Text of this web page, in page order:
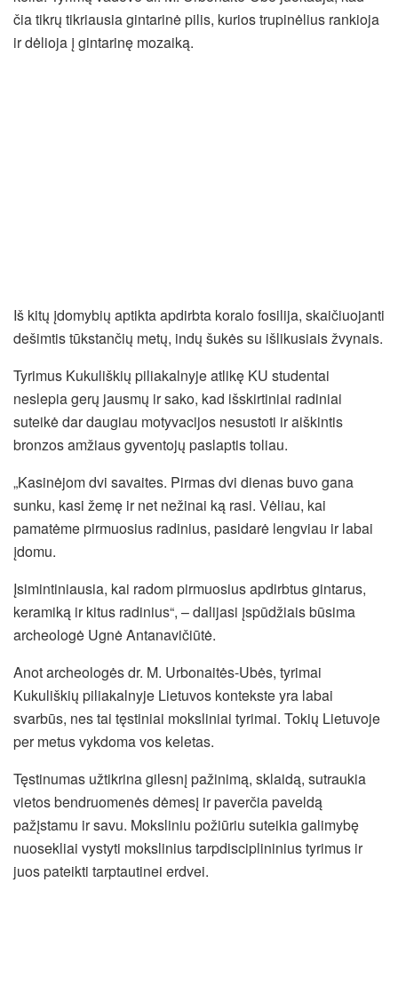
čia tikrų tikriausia gintarinė pilis, kurios trupinėlius rankioja
ir dėlioja į gintarinę mozaiką.
Iš kitų įdomybių aptikta apdirbta koralo fosilija, skaičiuojanti
dešimtis tūkstančių metų, indų šukės su išlikusiais žvynais.
Tyrimus Kukuliškių piliakalnyje atlikę KU studentai
neslepia gerų jausmų ir sako, kad išskirtiniai radiniai
suteikė dar daugiau motyvacijos nesustoti ir aiškintis
bronzos amžiaus gyventojų paslaptis toliau.
„Kasinėjom dvi savaites. Pirmas dvi dienas buvo gana
sunku, kasi žemę ir net nežinai ką rasi. Vėliau, kai
pamatėme pirmuosius radinius, pasidarė lengviau ir labai
įdomu.
Įsimintiniausia, kai radom pirmuosius apdirbtus gintarus,
keramiką ir kitus radinius“, – dalijasi įspūdžiais būsima
archeologė Ugnė Antanavičiūtė.
Anot archeologės dr. M. Urbonaitės-Ubės, tyrimai
Kukuliškių piliakalnyje Lietuvos kontekste yra labai
svarbūs, nes tai tęstiniai moksliniai tyrimai. Tokių Lietuvoje
per metus vykdoma vos keletas.
Tęstinumas užtikrina gilesnį pažinimą, sklaidą, sutraukia
vietos bendruomenės dėmesį ir paverčia paveldą
pažįstamu ir savu. Moksliniu požiūriu suteikia galimybę
nuosekliai vystyti mokslinius tarpdisciplininius tyrimus ir
juos pateikti tarptautinei erdvei.